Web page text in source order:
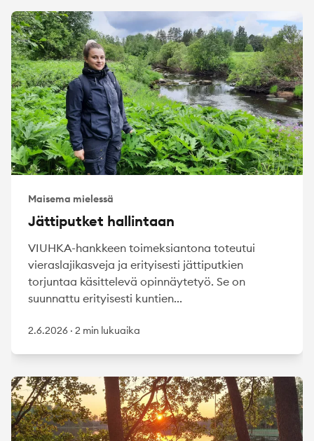
Maisema mielessä
Jättiputket hallintaan
VIUHKA-hankkeen toimeksiantona toteutui
vieraslajikasveja ja erityisesti jättiputkien
torjuntaa käsittelevä opinnäytetyö. Se on
suunnattu erityisesti kuntien...
2.6.2026 · 2 min lukuaika